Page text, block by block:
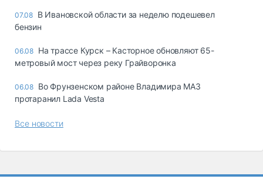
07.08 В Ивановской области за неделю подешевел
бензин
06.08 На трассе Курск – Касторное обновляют 65-
метровый мост через реку Грайворонка
06.08 Во Фрунзенском районе Владимира МАЗ
протаранил Lada Vesta
Все новости